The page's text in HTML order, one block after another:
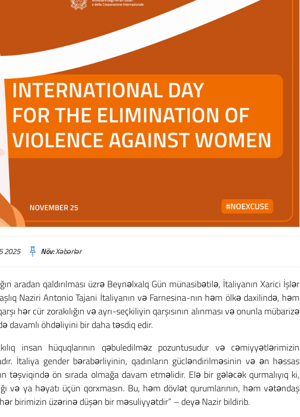
2025 Növ:Xəbərlər
aradan qaldırılması üzrə Beynəlxalq Gün münasibətilə, İtaliyanın Xarici İşlər
Naziri Antonio Tajani İtaliyanın və Farnesina-nın həm ölkə daxilində, həm
hər cür zorakılığın və ayrı-seçkiliyin qarşısının alınması və onunla mübarizə
davamlı öhdəliyini bir daha təsdiq edir.
insan hüquqlarının qəbuledilməz pozuntusudur və cəmiyyətlərimizin
İtaliya gender bərabərliyinin, qadınların gücləndirilməsinin və ən həssas
təşviqində ön sırada olmağa davam etməlidir. Elə bir gələcək qurmalıyıq ki,
və ya həyatı üçün qorxmasın. Bu, həm dövlət qurumlarının, həm vətəndaş
birimizin üzərinə düşən bir məsuliyyətdir” – deyə Nazir bildirib.